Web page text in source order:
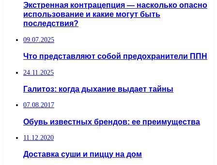
Экстренная контрацепция — насколько опасно
использование и какие могут быть
последствия?
09.07.2025
Что представляют собой предохранители ППН
24.11.2025
Галитоз: когда дыхание выдает тайны
07.08.2017
Обувь известных брендов: ее преимущества
11.12.2020
Доставка суши и пиццу на дом